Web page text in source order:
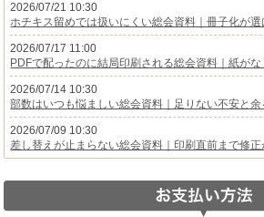
2026/07/21 10:30
ホチキス留めでは扱いにくい総会資料｜冊子化が
2026/07/17 11:00
PDFで配ったのに結局印刷される総会資料｜紙が
2026/07/14 10:30
部数はいつも悩ましい総会資料｜足りない不安と余
2026/07/09 10:30
差し替えが止まらない総会資料｜印刷直前まで修正